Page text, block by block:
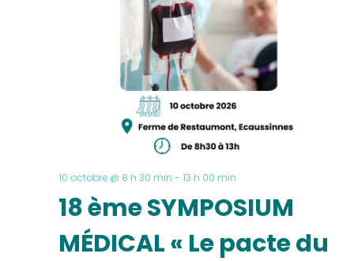
10 octobre @ 8 h 30 min - 13 h 00 min
18 ème SYMPOSIUM
MÉDICAL « Le pacte du